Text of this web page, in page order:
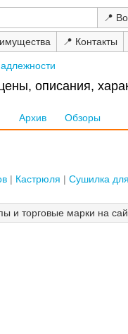
📍
📍
описания,
Архив Обзоры
Кастрюля
Сушилка
торговые марки на